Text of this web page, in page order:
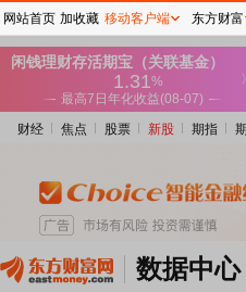
财经 焦点 股票 新股 期指
数据中心
网站首页 加收藏 移动客户端 东方财富